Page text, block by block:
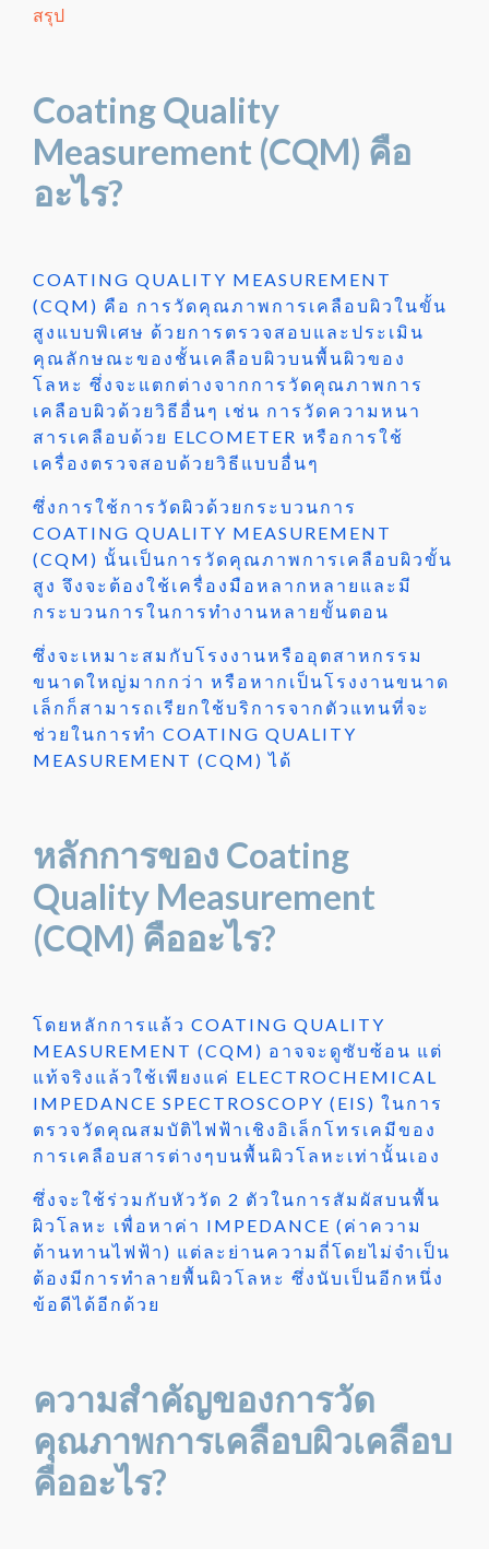
สรุป
Coating Quality
Measurement (CQM) คือ
อะไร?
COATING QUALITY MEASUREMENT
(CQM) คือ การวัดคุณภาพการเคลือบผิวในขั้น
สูงแบบพิเศษ ด้วยการตรวจสอบและประเมิน
คุณลักษณะของชั้นเคลือบผิวบนพื้นผิวของ
โลหะ ซึ่งจะแตกต่างจากการวัดคุณภาพการ
เคลือบผิวด้วยวิธีอื่นๆ เช่น การวัดความหนา
สารเคลือบด้วย ELCOMETER หรือการใช้
เครื่องตรวจสอบด้วยวิธีแบบอื่นๆ
ซึ่งการใช้การวัดผิวด้วยกระบวนการ
COATING QUALITY MEASUREMENT
(CQM) นั้นเป็นการวัดคุณภาพการเคลือบผิวขั้น
สูง จึงจะต้องใช้เครื่องมือหลากหลายและมี
กระบวนการในการทำงานหลายขั้นตอน
ซึ่งจะเหมาะสมกับโรงงานหรืออุตสาหกรรม
ขนาดใหญ่มากกว่า หรือหากเป็นโรงงานขนาด
เล็กก็สามารถเรียกใช้บริการจากตัวแทนที่จะ
ช่วยในการทำ COATING QUALITY
MEASUREMENT (CQM) ได้
หลักการของ Coating
Quality Measurement
(CQM) คืออะไร?
โดยหลักการแล้ว COATING QUALITY
MEASUREMENT (CQM) อาจจะดูซับซ้อน แต่
แท้จริงแล้วใช้เพียงแค่ ELECTROCHEMICAL
IMPEDANCE SPECTROSCOPY (EIS) ในการ
ตรวจวัดคุณสมบัติไฟฟ้าเชิงอิเล็กโทรเคมีของ
การเคลือบสารต่างๆบนพื้นผิวโลหะเท่านั้นเอง
ซึ่งจะใช้ร่วมกับหัววัด 2 ตัวในการสัมผัสบนพื้น
ผิวโลหะ เพื่อหาค่า IMPEDANCE (ค่าความ
ต้านทานไฟฟ้า) แต่ละย่านความถี่โดยไม่จำเป็น
ต้องมีการทำลายพื้นผิวโลหะ ซึ่งนับเป็นอีกหนึ่ง
ข้อดีได้อีกด้วย
ความสำคัญของการวัด
คุณภาพการเคลือบผิวเคลือบ
คืออะไร?